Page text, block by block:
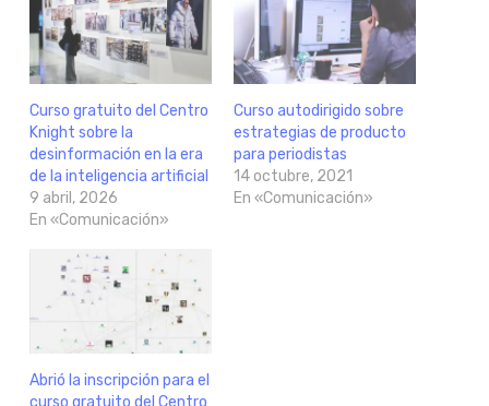
Curso gratuito del Centro
Knight sobre la
desinformación en la era
de la inteligencia artificial
9 abril, 2026
En «Comunicación»
Curso autodirigido sobre
estrategias de producto
para periodistas
14 octubre, 2021
En «Comunicación»
Abrió la inscripción para el
curso gratuito del Centro